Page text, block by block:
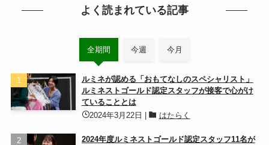
よく読まれている記事
全期間 今週 今月
ルミネが認める「おもてなしのスペシャリスト」
ルミネストゴールド認定スタッフが接客で心がけ
ていることとは
2024年3月22日
はたらく
2024年度ルミネストゴールド認定スタッフ11名が